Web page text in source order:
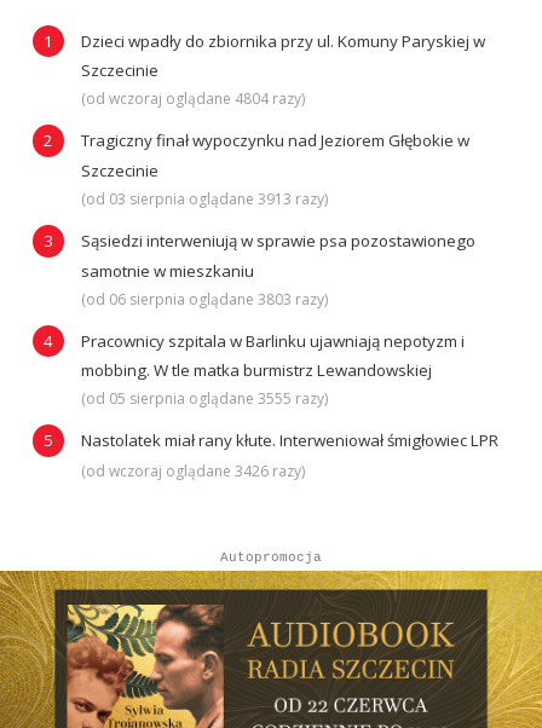
Dzieci wpadły do zbiornika przy ul. Komuny Paryskiej w
Szczecinie
(od wczoraj oglądane 4804 razy)
Tragiczny finał wypoczynku nad Jeziorem Głębokie w
Szczecinie
(od 03 sierpnia oglądane 3913 razy)
Sąsiedzi interweniują w sprawie psa pozostawionego
samotnie w mieszkaniu
(od 06 sierpnia oglądane 3803 razy)
Pracownicy szpitala w Barlinku ujawniają nepotyzm i
mobbing. W tle matka burmistrz Lewandowskiej
(od 05 sierpnia oglądane 3555 razy)
Nastolatek miał rany kłute. Interweniował śmigłowiec LPR
(od wczoraj oglądane 3426 razy)
Autopromocja